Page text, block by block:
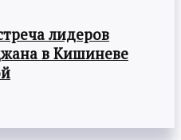
лидеров
в Кишиневе